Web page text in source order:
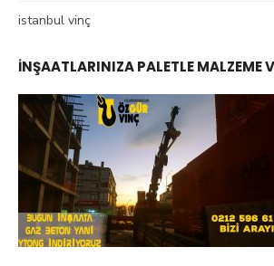
istanbul vinç
İNŞAATLARINIZA PALETLE MALZEME